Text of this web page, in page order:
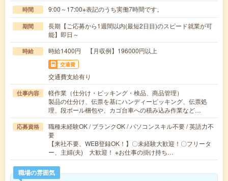
時間 9:00～17:00※表記のうち実働7時間です。
期間
長期【ご応募から1週間以内(最短2日目)のスピード就業が可
能】即日～
時給 時給1400円 【月収例】196000円以上
交通費
交通費支給有り
仕事内容
軽作業（仕分け・ピッキング・検品、商品管理）
製品の仕分け、伝票を基にハンディーピッキング、伝票処
理、段ボール梱包や、カゴ台車への積み込み作業など…
応募資格
職種未経験OK / ブランクOK / パソコンスキル不要 / 英語力不
要
【来社不要、WEB登録OK！】〇未経験大歓迎！〇フリータ
ー、主婦(夫) 大歓迎！ ※お仕事の掛け持ち…
職場の雰囲気